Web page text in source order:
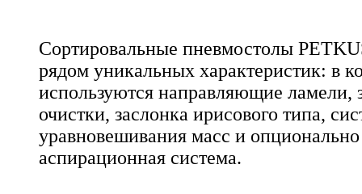
Сортировальные пневмостолы
рядом уникальных характеристик: в
используются направляющие ламели,
очистки, заслонка ирисового типа,
уравновешивания масс и
аспирационная система.